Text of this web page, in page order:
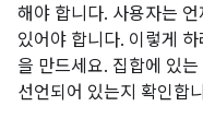
해야 합니다. 사용자는
있어야 합니다. 이렇게
을 만드세요. 집합에 있
선언되어 있는지 확인합